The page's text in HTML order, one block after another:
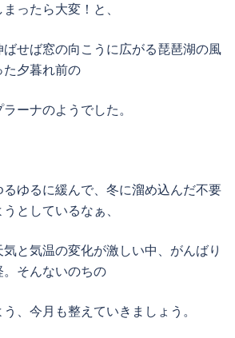
ったら大変！と、
せば窓の向こうに広がる琵琶湖の風
夕暮れ前の
ーナのようでした。
ゆるに緩んで、冬に溜め込んだ不要
としているなぁ、
と気温の変化が激しい中、がんばり
そんないのちの
、今月も整えていきましょう。